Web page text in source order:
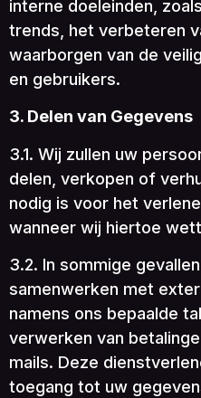
interne doeleinden,
trends, het verbeteren
waarborgen van de
en gebruikers.
3. Delen van Gegevens
3.1. Wij zullen uw
delen, verkopen of
nodig is voor het
wanneer wij hiertoe
3.2. In sommige
samenwerken met
namens ons bepaalde
verwerken van
mails. Deze
toegang tot uw